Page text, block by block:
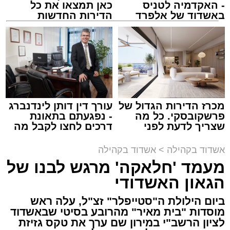
זה היה ארוע יוצא דופן. בלי מילים.
במשך שעות ארוכות של ליל שישי, נהנו המונים
מתושבי אשדוד מהארוע המרכזי של 'מעגלים'.
ואכן, כפי שהובטח, לא היה מדובר במופע שגרתי,
אלא במעמד של טיש חסידי אותנטי, שהצליח
לסחוף אליו את ההמונים מעומק ימי החולין - אל
תוך האווירה השבתית של חצרות הקודש.
- האקדמיה לטניס
באשדוד של אלפרד
קריאולנסקי - לילדים
כאן תמצאו את כל
הדירות החדשות
למכירה באשדוד >>>
מכרז הדירות הגדול של
פרשקובסקי. כל מה
שצריך לדעת לפני
באשדוד
עורך דין דותן לינדנברג
- נפגעתם בתאונת
דרכים לחצו לקבל מה
אשדוד בקהילה > אשדוד בקהילה
מעמד 'חלאקה' מרגש לבנו של
הגאון האשדודי
ביום הילולת ה"סטייפלר" זצ"ל, עלה ראש
מוסדות "בית מאיר" מהרובע בסיטי שבאשדוד
לציון הרשב"י במירון שם ערך את טקס גזיזת